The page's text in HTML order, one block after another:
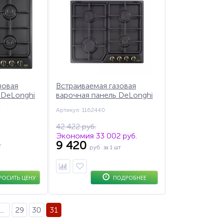
ЦЕНУ
Встраиваемая газовая
варочная панель DeLonghi
автоподжиг, газ-контроль,
чугунные решетки,
Артикул: 1162440
42 422 руб.
Экономия 33 002 руб.
9 420 руб. за 1 шт
ПОДРОБНЕЕ
... 29 30 31